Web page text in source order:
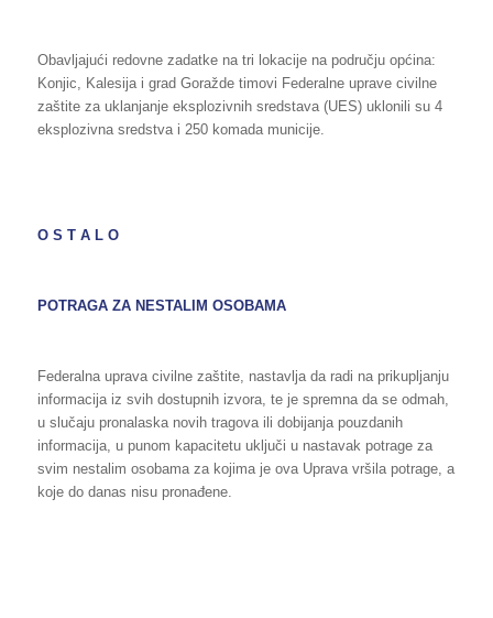
Obavljajući redovne zadatke na tri lokacije na području općina:
Konjic, Kalesija i grad Goražde timovi Federalne uprave civilne
zaštite za uklanjanje eksplozivnih sredstava (UES) uklonili su 4
eksplozivna sredstva i 250 komada municije.
O S T A L O
POTRAGA ZA NESTALIM OSOBAMA
Federalna uprava civilne zaštite, nastavlja da radi na prikupljanju
informacija iz svih dostupnih izvora, te je spremna da se odmah,
u slučaju pronalaska novih tragova ili dobijanja pouzdanih
informacija, u punom kapacitetu uključi u nastavak potrage za
svim nestalim osobama za kojima je ova Uprava vršila potrage, a
koje do danas nisu pronađene.